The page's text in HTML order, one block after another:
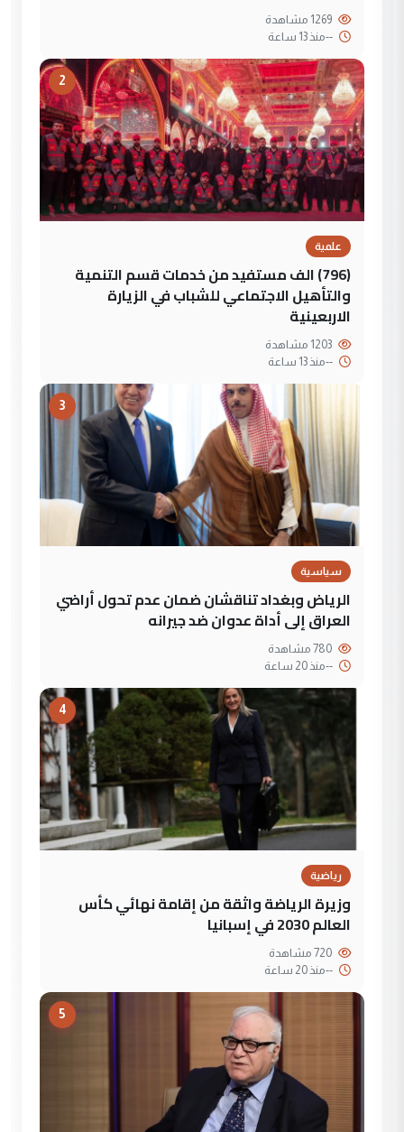
--منذ 13 ساعة
2
علمية
(796) الف مستفيد من خدمات قسم التنمية
والتأهيل الاجتماعي للشباب في الزيارة
الاربعينية
--منذ 13 ساعة
3
سياسية
الرياض وبغداد تناقشان ضمان عدم تحول أراضي
العراق إلى أداة عدوان ضد جيرانه
--منذ 20 ساعة
4
رياضية
وزيرة الرياضة واثقة من إقامة نهائي كأس
العالم 2030 في إسبانيا
--منذ 20 ساعة
5